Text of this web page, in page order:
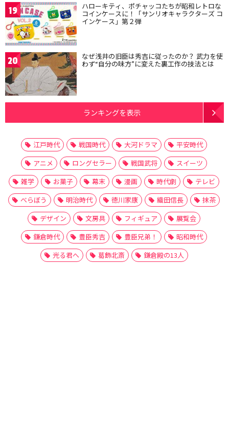
19 ハローキティ、ポチャッコたちが昭和レトロな
コインケースに！「サンリオキャラクターズ コ
インケース」第２弾
20 なぜ浅井の旧臣は秀吉に従ったのか？ 武力を使
わず“自分の味方”に変えた裏工作の技法とは
ランキングを表示
江戸時代 戦国時代 大河ドラマ
平安時代
アニメ
ロングセラー 戦国武将
スイーツ
雑学
お菓子 幕末 漫画 時代劇
テレビ
べらぼう
明治時代 徳川家康 織田信長
抹茶
デザイン
文房具 フィギュア
展覧会
鎌倉時代
豊臣秀吉 豊臣兄弟！
昭和時代
光る君へ
葛飾北斎 鎌倉殿の13人